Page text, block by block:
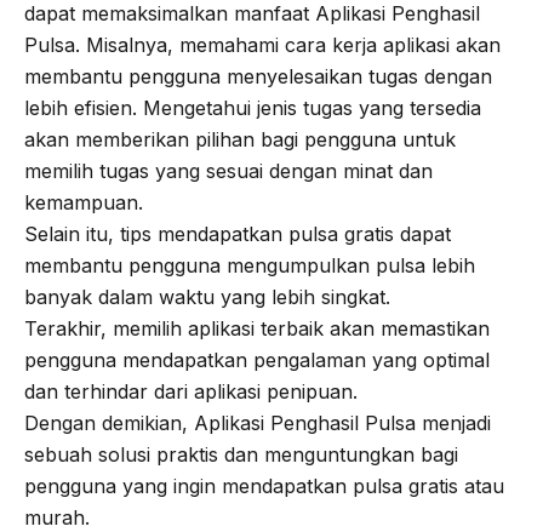
dapat memaksimalkan manfaat Aplikasi Penghasil
Pulsa. Misalnya, memahami cara kerja aplikasi akan
membantu pengguna menyelesaikan tugas dengan
lebih efisien. Mengetahui jenis tugas yang tersedia
akan memberikan pilihan bagi pengguna untuk
memilih tugas yang sesuai dengan minat dan
kemampuan.
Selain itu, tips mendapatkan pulsa gratis dapat
membantu pengguna mengumpulkan pulsa lebih
banyak dalam waktu yang lebih singkat.
Terakhir, memilih aplikasi terbaik akan memastikan
pengguna mendapatkan pengalaman yang optimal
dan terhindar dari aplikasi penipuan.
Dengan demikian, Aplikasi Penghasil Pulsa menjadi
sebuah solusi praktis dan menguntungkan bagi
pengguna yang ingin mendapatkan pulsa gratis atau
murah.